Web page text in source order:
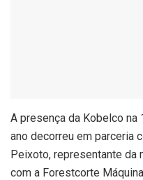
A presença da Kobelco
ano decorreu em parceria
Peixoto, representante da
com a Forestcorte